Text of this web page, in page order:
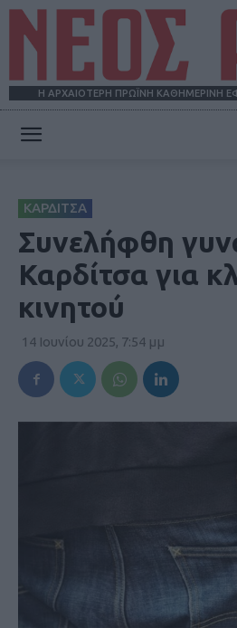
Η ΑΡΧΑΙΟΤΕΡΗ ΠΡΩΪΝΗ ΚΑΘΗΜΕΡΙΝΗ
ΚΑΡΔΙΤΣΑ
Συνελήφθη
Καρδίτσα για
κινητού
14 Ιουνίου 2025, 7:54 μμ